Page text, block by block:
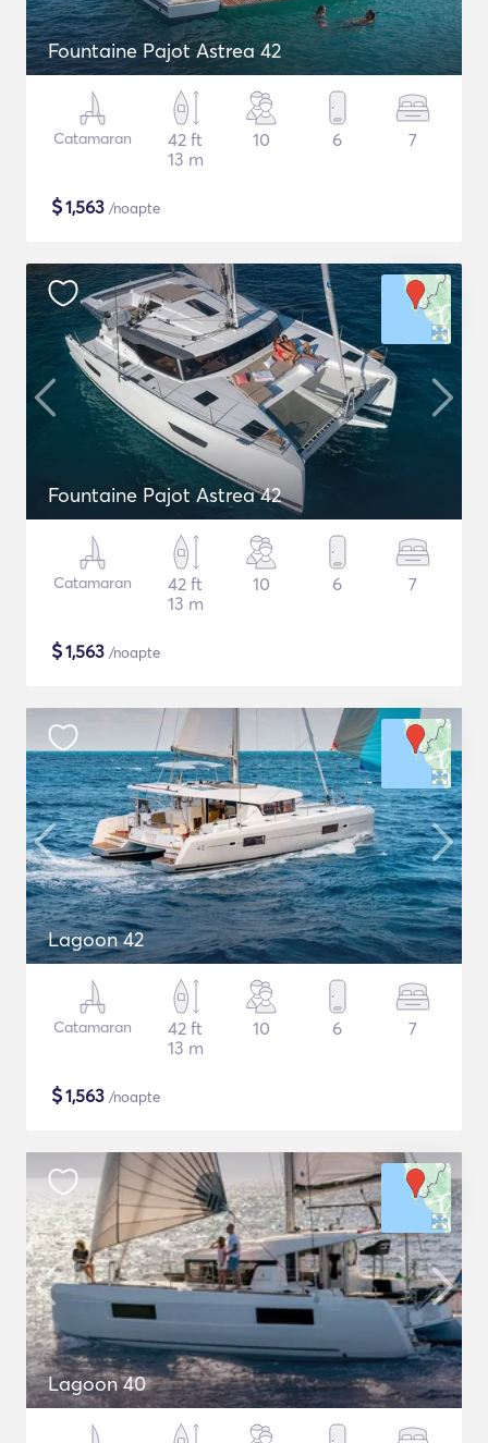
Fountaine Pajot Astrea 42
Catamaran
42 ft
13 m
10 6 7
$1,563 /noapte
Fountaine Pajot Astrea 42
Catamaran
42 ft
13 m
10 6 7
$1,563 /noapte
Lagoon 42
Catamaran
42 ft
13 m
10 6 7
$1,563 /noapte
Lagoon 40